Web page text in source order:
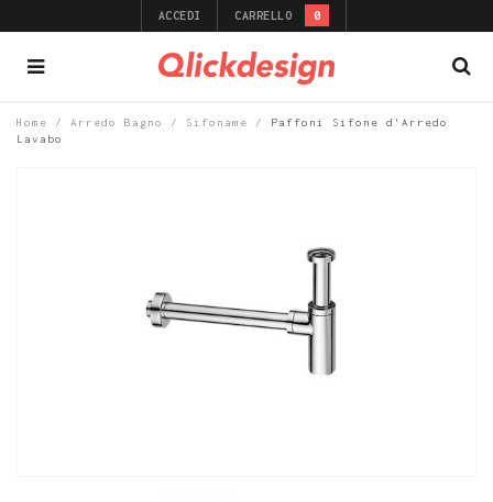
ACCEDI CARRELLO 0
Home / Arredo Bagno / Sifoname /
Paffoni Sifone d'Arredo
Lavabo